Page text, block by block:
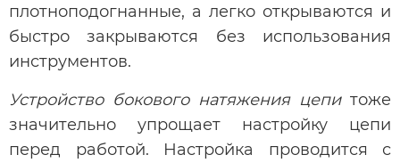
плотноподогнанные, а легко открываются и
быстро закрываются без использования
инструментов.
Устройство бокового натяжения цепитоже
значительно упрощает настройку цепи
перед работой. Настройка проводится с